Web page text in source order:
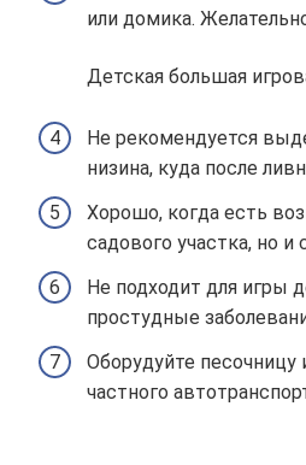
или домика.
Детская большая
Не рекомендуется
низина, куда после
Хорошо, когда есть
садового участка, но
Не подходит для игры
простудные
Оборудуйте
частного